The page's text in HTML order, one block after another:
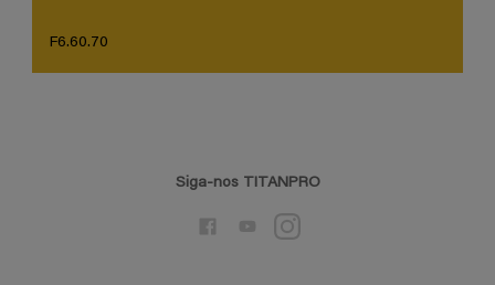
F6.60.70
Siga-nos TITANPRO